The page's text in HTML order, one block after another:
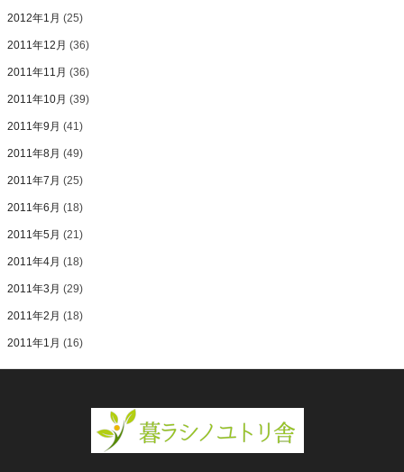
2012年1月 (25)
2011年12月 (36)
2011年11月 (36)
2011年10月 (39)
2011年9月 (41)
2011年8月 (49)
2011年7月 (25)
2011年6月 (18)
2011年5月 (21)
2011年4月 (18)
2011年3月 (29)
2011年2月 (18)
2011年1月 (16)